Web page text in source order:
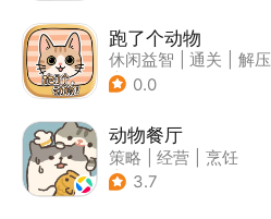
跑了个动物
休闲益智 通关
解压
| 宠物
0.0
动物餐厅
策略 经营
烹饪
| 宠物
3.7